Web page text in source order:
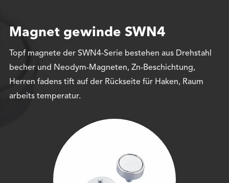
Magnet gewinde SWN4
Topf magnete der SWN4-Serie bestehen aus Drehstahl
becher und Neodym-Magneten, Zn-Beschichtung,
Herren fadens tift auf der Rückseite für Haken, Raum
arbeits temperatur.